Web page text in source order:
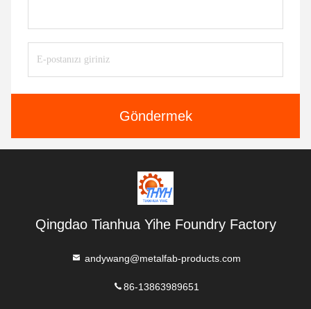
Göndermek
Qingdao Tianhua Yihe Foundry Factory
andywang@metalfab-products.com
86-13863989651